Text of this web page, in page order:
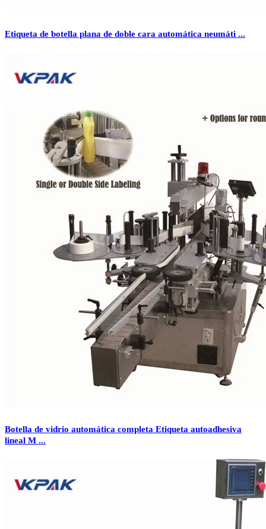
Etiqueta de botella plana de doble cara automática neumáti ...
Botella de vidrio automática completa Etiqueta autoadhesiva
lineal M ...